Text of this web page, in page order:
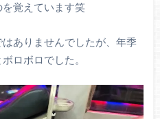
覚えています笑
ありませんでしたが、年季
ロボロでした。